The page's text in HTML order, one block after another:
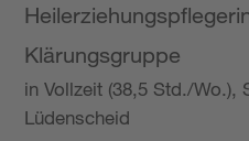
Klärungsgruppe
in Vollzeit (38,5 Std./Wo.),
Lüdenscheid